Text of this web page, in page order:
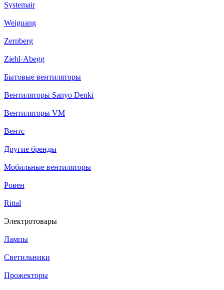
Systemair
Weiguang
Zernberg
Ziehl-Abegg
Бытовые вентиляторы
Вентиляторы Sanyo Denki
Вентиляторы VM
Вентс
Другие бренды
Мобильные вентиляторы
Ровен
Rittal
Электротовары
Лампы
Светильники
Прожекторы